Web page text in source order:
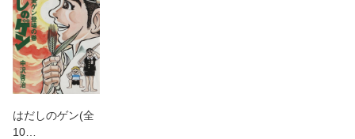
はだしのゲン(全
10…